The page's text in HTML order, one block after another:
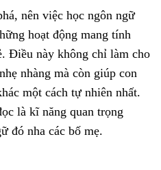
nên việc học ngôn ngữ
hoạt động mang tính
Điều này không chỉ làm cho
nhàng mà còn giúp con
một cách tự nhiên nhất.
là kĩ năng quan trọng
đó nha các bố mẹ.